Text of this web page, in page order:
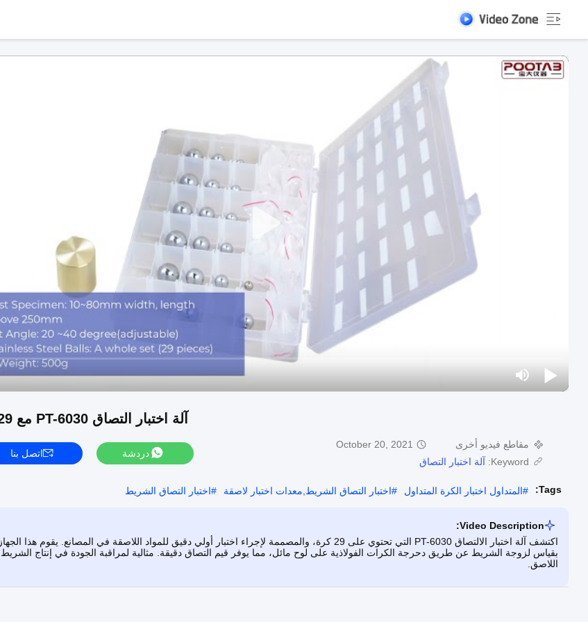
آلة اختبار التصاق PT-6030 مع 29 كرة
مقاطع فيديو أخرى
October 20, 2021
Keyword:
آلة اختبار التصاق
دردشة اتصل بنا
Tags:
#المتداول اختبار الكرة المتداول #اختبار التصاق الشريط,معدات اختبار لاصقة #اختبار التصاق الشريط
Video Description:
اكتشف آلة اختبار الالتصاق PT-6030 التي تحتوي على 29 كرة، والمصممة لإجراء اختبار أولي دقيق للمواد اللاصقة في المصانع. يقوم هذا الجهاز
بقياس لزوجة الشريط عن طريق دحرجة الكرات الفولاذية على لوح مائل، مما يوفر قيم التصاق دقيقة. مثالية لمراقبة الجودة في إنتاج الشريط
اللاصق.